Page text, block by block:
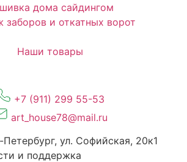
дома сайдингом
заборов и откатных ворот
Наши товары
+7 (911) 299 55-53
art_house78@mail.ru
Петербург, ул. Софийская, 20к1
и поддержка